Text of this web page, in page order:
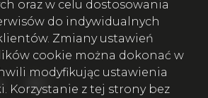
Facebook
Facebook
oraz w celu dostosowania
do indywidualnych
Zmiany ustawień
cookie można dokonać w
modyfikując ustawienia
Korzystanie z tej strony bez